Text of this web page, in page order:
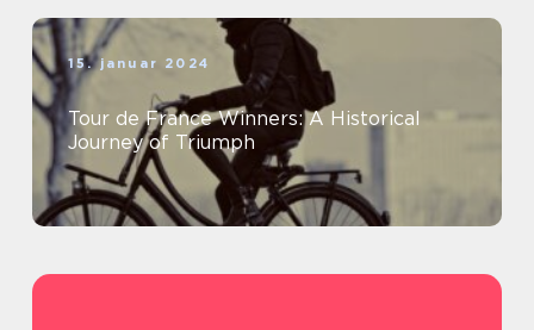
15. januar 2024
Tour de France Winners: A Historical
Journey of Triumph